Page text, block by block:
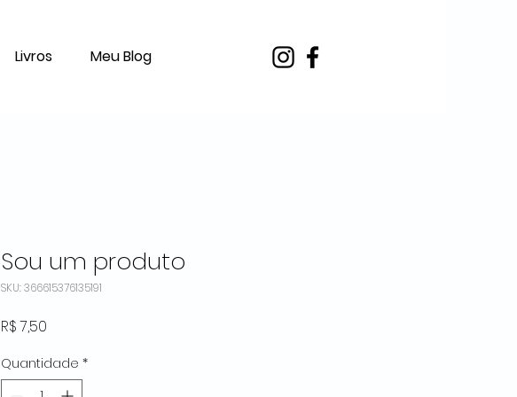
Livros Meu Blog
Sou um produto
SKU: 366615376135191
R$ 7,50
Quantidade *